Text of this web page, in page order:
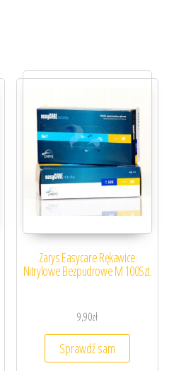
Zarys Easycare Rękawice
Nitrylowe Bezpudrowe M 100Szt.
9,90zł
Sprawdź sam